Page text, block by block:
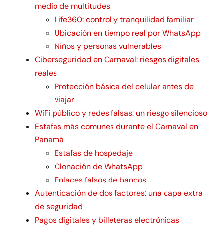
medio de multitudes
Life360: control y tranquilidad familiar
Ubicación en tiempo real por WhatsApp
Niños y personas vulnerables
Ciberseguridad en Carnaval: riesgos digitales
reales
Protección básica del celular antes de
viajar
WiFi público y redes falsas: un riesgo silencioso
Estafas más comunes durante el Carnaval en
Panamá
Estafas de hospedaje
Clonación de WhatsApp
Enlaces falsos de bancos
Autenticación de dos factores: una capa extra
de seguridad
Pagos digitales y billeteras electrónicas